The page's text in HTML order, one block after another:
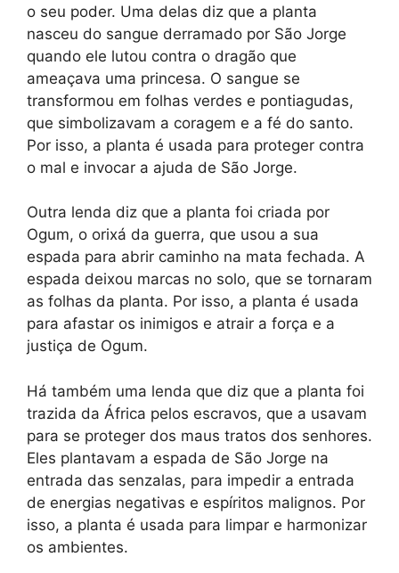
o seu poder. Uma delas diz que a planta
nasceu do sangue derramado por São Jorge
quando ele lutou contra o dragão que
ameaçava uma princesa. O sangue se
transformou em folhas verdes e pontiagudas,
que simbolizavam a coragem e a fé do santo.
Por isso, a planta é usada para proteger contra
o mal e invocar a ajuda de São Jorge.
Outra lenda diz que a planta foi criada por
Ogum, o orixá da guerra, que usou a sua
espada para abrir caminho na mata fechada. A
espada deixou marcas no solo, que se tornaram
as folhas da planta. Por isso, a planta é usada
para afastar os inimigos e atrair a força e a
justiça de Ogum.
Há também uma lenda que diz que a planta foi
trazida da África pelos escravos, que a usavam
para se proteger dos maus tratos dos senhores.
Eles plantavam a espada de São Jorge na
entrada das senzalas, para impedir a entrada
de energias negativas e espíritos malignos. Por
isso, a planta é usada para limpar e harmonizar
os ambientes.